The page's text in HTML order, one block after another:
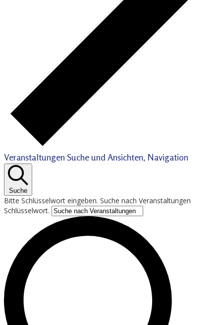
Veranstaltungen Suche und Ansichten, Navigation
Suche
Bitte Schlüsselwort eingeben. Suche nach Veranstaltungen
Schlüsselwort.